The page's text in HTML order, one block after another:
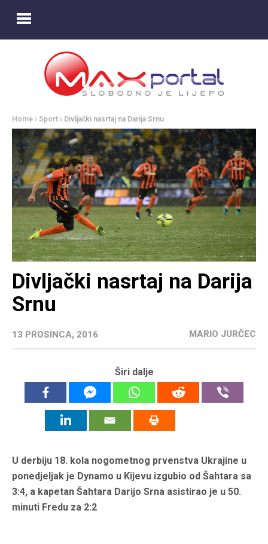
Home Sport Divljački nasrtaj na Darija Srnu
Divljački nasrtaj na Darija
Srnu
13 PROSINCA, 2016 MARIO JURČEC
Širi dalje
U derbiju 18. kola nogometnog prvenstva Ukrajine u
ponedjeljak je Dynamo u Kijevu izgubio od Šahtara sa
3:4, a kapetan Šahtara Darijo Srna asistirao je u 50.
minuti Fredu za 2:2